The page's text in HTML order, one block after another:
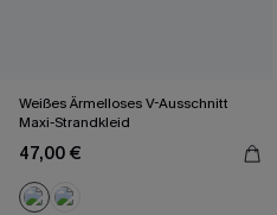
Weißes Ärmelloses V-Ausschnitt
Maxi-Strandkleid
47,00 €